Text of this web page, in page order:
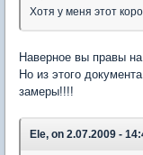
Хотя у меня этот
Наверное вы правы
Но из этого
замеры!!!!
Ele, on 2.07.2009 -